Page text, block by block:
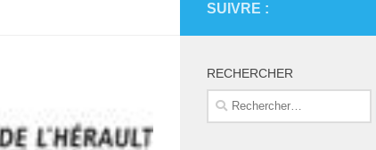
SUIVRE :
RECHERCHER
Rechercher :